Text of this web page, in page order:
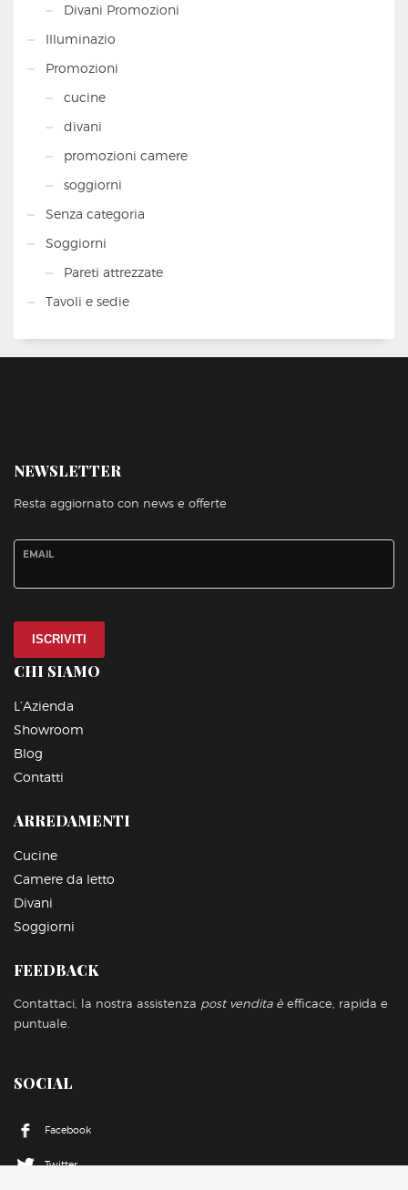
Divani Promozioni
Illuminazio
Promozioni
cucine
divani
promozioni camere
soggiorni
Senza categoria
Soggiorni
Pareti attrezzate
Tavoli e sedie
NEWSLETTER
Resta aggiornato con news e offerte
EMAIL
ISCRIVITI
CHI SIAMO
L’Azienda
Showroom
Blog
Contatti
ARREDAMENTI
Cucine
Camere da letto
Divani
Soggiorni
FEEDBACK
Contattaci, la nostra assistenza post vendita è efficace, rapida e
puntuale.
SOCIAL
Facebook
Twitter